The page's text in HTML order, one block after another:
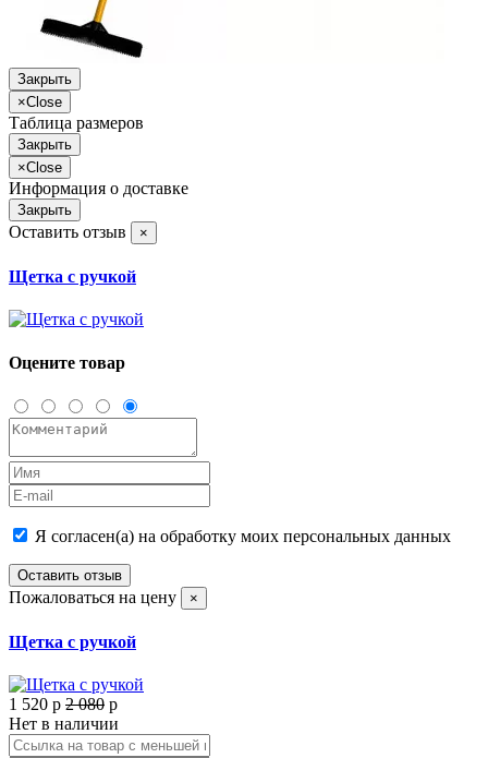
Закрыть
×Close
Таблица размеров
Закрыть
×Close
Информация о доставке
Закрыть
Оставить отзыв ×
Щетка с ручкой
Оцените товар
Я согласен(а) на обработку моих персональных данных
Оставить отзыв
Пожаловаться на цену ×
Щетка с ручкой
1 520 p 2 080 p
Нет в наличии